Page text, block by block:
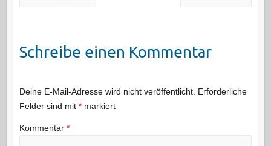
Schreibe einen Kommentar
Deine E-Mail-Adresse wird nicht veröffentlicht. Erforderliche
Felder sind mit *markiert
Kommentar *